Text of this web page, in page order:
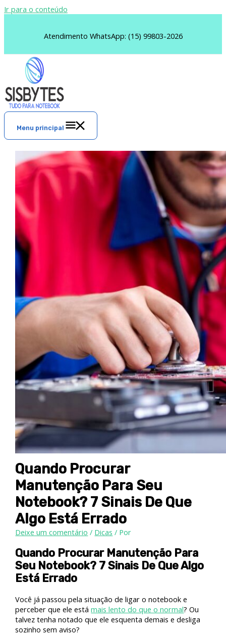
Ir para o conteúdo
Atendimento WhatsApp: (15) 99803-2026
Menu principal
Quando Procurar
Manutenção Para Seu
Notebook? 7 Sinais De Que
Algo Está Errado
Deixe um comentário / Dicas / Por
Quando Procurar Manutenção Para
Seu Notebook? 7 Sinais De Que Algo
Está Errado
Você já passou pela situação de ligar o notebook e
perceber que ele estámais lento do que o normal? Ou
talvez tenha notado que ele esquenta demais e desliga
sozinho sem aviso?